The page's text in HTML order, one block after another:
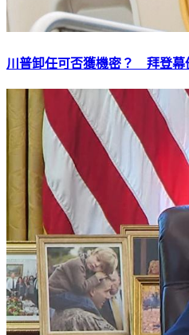
川普卸任可否獲機密？ 拜登幕